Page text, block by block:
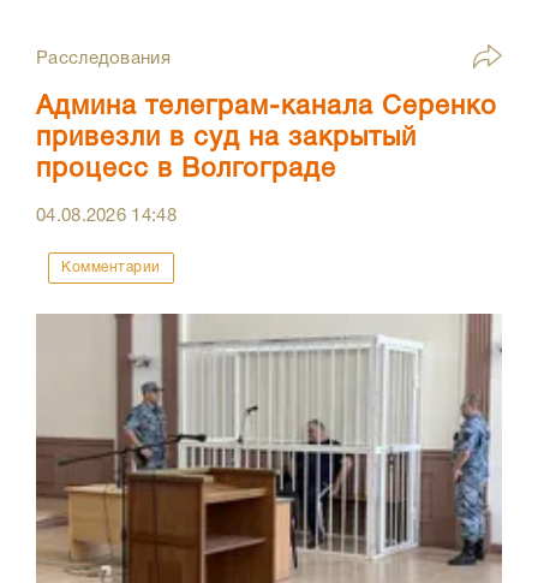
Расследования
Админа телеграм-канала Серенко
привезли в суд на закрытый
процесс в Волгограде
04.08.2026 14:48
Комментарии